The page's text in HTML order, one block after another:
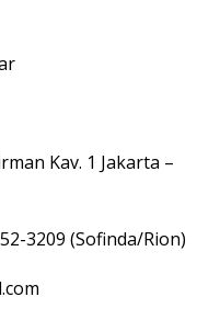
Kav. 1 Jakarta –
3209 (Sofinda/Rion)